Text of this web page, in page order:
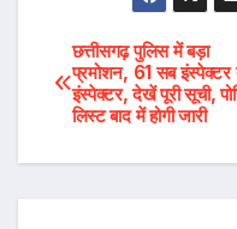
Post
छत्तीसगढ़ पुलिस में बड़ा
प्रमोशन, 61 सब इंस्पेक्टर
इंस्पेक्टर, देखें पूरी सूची,
लिस्ट बाद में होगी जारी